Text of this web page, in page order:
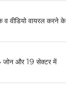
व वीडियो वायरल करने के
जोन और 19 सेक्टर में